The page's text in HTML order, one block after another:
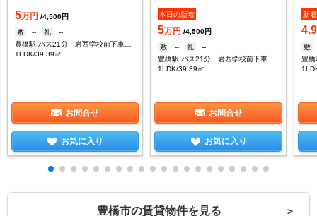
5万円 /4,500円
敷
-- 礼
--
豊橋駅 バス21分 岩西学校前下車：停歩8分
1LDK/39.39㎡
お問合せ
お気に入り
本日の新着
5万円 /4,500円
敷
-- 礼
--
1LDK/39.39㎡
お問合せ
お気に入り
新着
4.9
敷
豊橋市の賃貸物件を見る ＞